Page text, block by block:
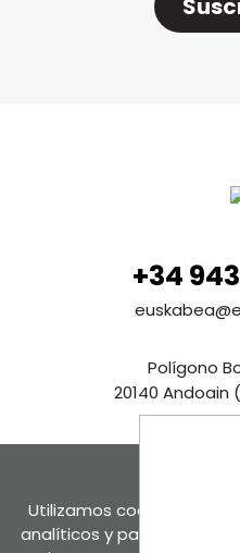
+34
Polígono
20140 Andoain
Utilizamos cookies
analíticos y para